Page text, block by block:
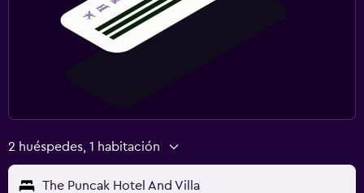
2 huéspedes, 1 habitación
The Puncak Hotel And Villa